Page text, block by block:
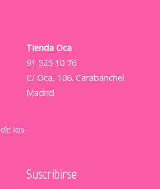
los
Tienda Oca
91 525 10 76
C/ Oca, 106. Carabanchel.
Madrid
Suscribirse